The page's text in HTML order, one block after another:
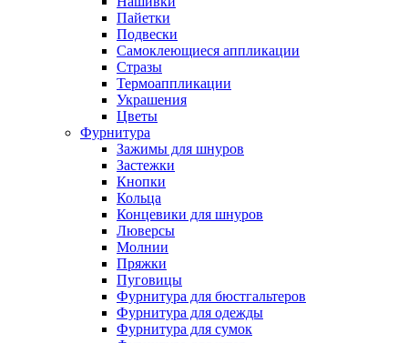
Пайетки
Подвески
Самоклеющиеся аппликации
Стразы
Термоаппликации
Украшения
Цветы
Фурнитура
Зажимы для шнуров
Застежки
Кнопки
Кольца
Концевики для шнуров
Люверсы
Молнии
Пряжки
Пуговицы
Фурнитура для бюстгальтеров
Фурнитура для одежды
Фурнитура для сумок